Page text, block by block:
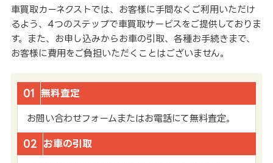
車買取カーネクストでは、お客様に手間なくご利用いただけ
るよう、4つのステップで車買取サービスをご提供しておりま
す。また、お申し込みからお車の引取、各種お手続きまで、
お客様に費用をご負担いただくことはございません。
01 無料査定
お問い合わせフォームまたはお電話にて無料査定。
02 お車の引取